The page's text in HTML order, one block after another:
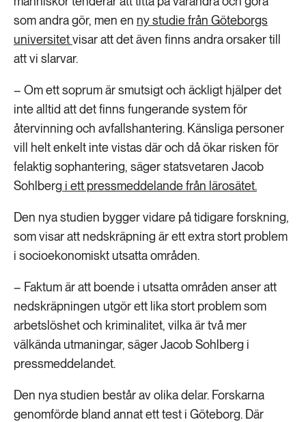
som andra gör, men en ny studie från Göteborgs
universitetvisar att det även finns andra orsaker till
att vi slarvar.
– Om ett soprum är smutsigt och äckligt hjälper det
inte alltid att det finns fungerande system för
återvinning och avfallshantering. Känsliga personer
vill helt enkelt inte vistas där och då ökar risken för
felaktig sophantering, säger statsvetaren Jacob
Sohlberg i ett pressmeddelande från lärosätet.
Den nya studien bygger vidare på tidigare forskning,
som visar att nedskräpning är ett extra stort problem
i socioekonomiskt utsatta områden.
– Faktum är att boende i utsatta områden anser att
nedskräpningen utgör ett lika stort problem som
arbetslöshet och kriminalitet, vilka är två mer
välkända utmaningar, säger Jacob Sohlberg i
pressmeddelandet.
Den nya studien består av olika delar. Forskarna
genomförde bland annat ett test i Göteborg. Där